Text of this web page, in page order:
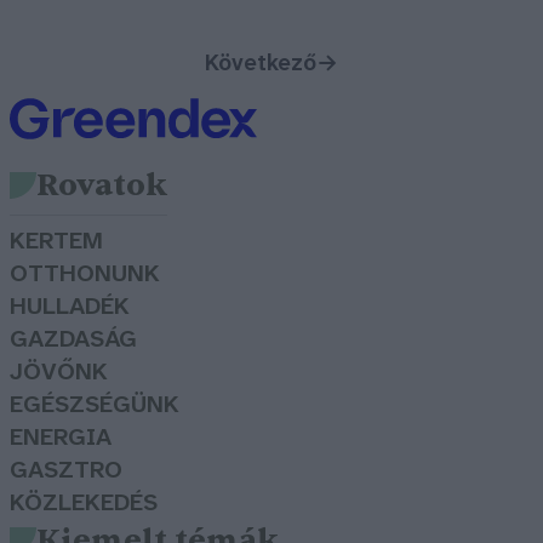
Következő→
Rovatok
KERTEM
OTTHONUNK
HULLADÉK
GAZDASÁG
JÖVŐNK
EGÉSZSÉGÜNK
ENERGIA
GASZTRO
KÖZLEKEDÉS